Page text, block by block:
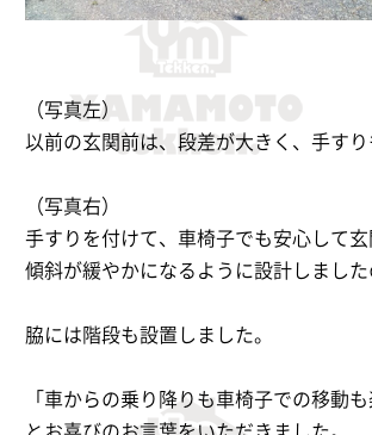
（写真左）
以前の玄関前は、段差が大きく、手す
（写真右）
手すりを付けて、車椅子でも安心して
傾斜が緩やかになるように設計しまし
脇には階段も設置しました。
「車からの乗り降りも車椅子での移動